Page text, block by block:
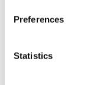
Preferences
Statistics
Ryck parle